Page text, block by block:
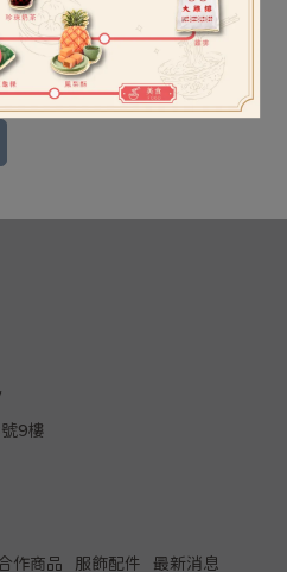
9樓
作商品 服飾配件
最新消息